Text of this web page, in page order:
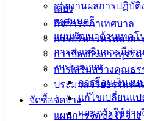
เสี่ยง
กิจการสภาเทศบาล
การบริหารทรัพยาก
การป้องกันการทุจริต
การเสริมสร้างคุณธร
ประมวลจริยธรรมสำ
จัดซื้อจัดจ้าง
แผนการจัดซื้อจัดจ้าง
รายงานผลการปฏิบั
เทศมนตรี
แผนพัฒนาด้านเทคโ
การส่งเสริมการมีส่
งบประมาณ
การโอนเงินง
แก้ไขเปลี่ยนแ
แผนการใช้จ่าย
เทศบาล
สายตรง
นายก
เทศบาล